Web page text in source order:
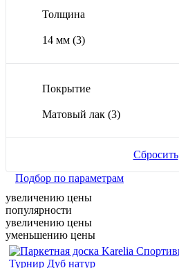
Толщина
14 мм (3)
Покрытие
Матовый лак (3)
Сбросить
Подбор по параметрам
увеличению цены
популярности
увеличению цены
уменьшению цены